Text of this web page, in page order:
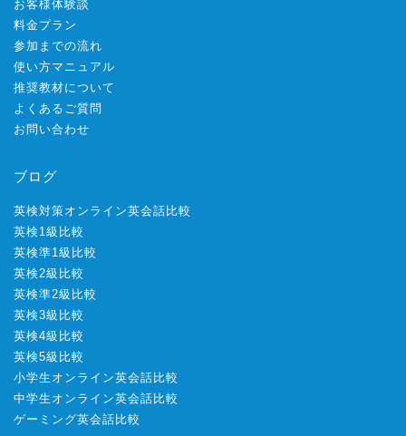
お客様体験談
料金プラン
参加までの流れ
使い方マニュアル
推奨教材について
よくあるご質問
お問い合わせ
ブログ
英検対策オンライン英会話比較
英検1級比較
英検準1級比較
英検2級比較
英検準2級比較
英検3級比較
英検4級比較
英検5級比較
小学生オンライン英会話比較
中学生オンライン英会話比較
ゲーミング英会話比較